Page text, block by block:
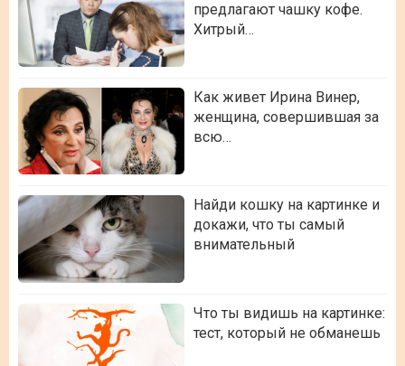
предлагают чашку кофе.
Хитрый…
Как живет Ирина Винер,
женщина, совершившая за
всю…
Найди кошку на картинке и
докажи, что ты самый
внимательный
Что ты видишь на картинке:
тест, который не обманешь